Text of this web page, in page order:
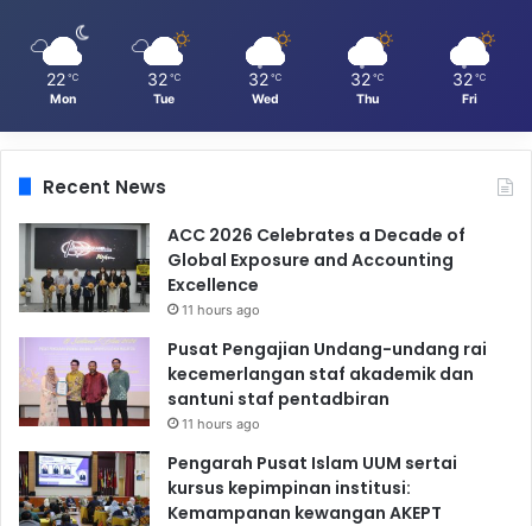
22 ℃
Mon
32 ℃
Tue
32 ℃
Wed
32 ℃
Thu
32 ℃
Fri
Recent News
ACC 2026 Celebrates a Decade of
Global Exposure and Accounting
Excellence
11 hours ago
Pusat Pengajian Undang-undang rai
kecemerlangan staf akademik dan
santuni staf pentadbiran
11 hours ago
Pengarah Pusat Islam UUM sertai
kursus kepimpinan institusi:
Kemampanan kewangan AKEPT